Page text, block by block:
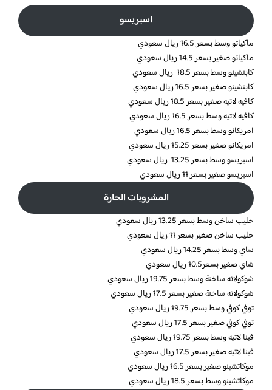
اسبريسو
ماكياتو وسط بسعر 16.5 ريال سعودي
ماكياتو صغير بسعر 14.5 ريال سعودي
كابتشينو وسط بسعر 18.5 ريال سعودي
كابتشينو صغير بسعر 16.5 ريال سعودي
كافيه لاتيه صغير بسعر 18.5 ريال سعودي
كافيه لاتيه وسط بسعر 16.5 ريال سعودي
امريكانو وسط بسعر 16.5 ريال سعودي
امريكانو صغير بسعر 15.25 ريال سعودي
اسبريسو وسط بسعر 13.25 ريال سعودي
اسبريسو صغير بسعر 11 ريال سعودي
المشروبات الحارة
حليب ساخن وسط بسعر 13.25 ريال سعودي
حليب ساخن صغير بسعر 11 ريال سعودي
ساي وسط بسعر 14.25 ريال سعودي
شاي صغير بسعر10.5 ريال سعودي
شوكولاته ساخنة وسط بسعر 19.75 ريال سعودي
شوكولاته ساخنة صغير بسعر 17.5 ريال سعودي
توفي كوفي وسط بسعر 19.75 ريال سعودي
توفي كوفي صغير بسعر 17.5 ريال سعودي
فينا لاتيه وسط بسعر 19.75 ريال سعودي
فينا لاتيه صغير بسعر 17.5 ريال سعودي
موكاتشينو صغير بسعر 16.5 ريال سعودي
موكاتشينو وسط بسعر 18.5 ريال سعودي